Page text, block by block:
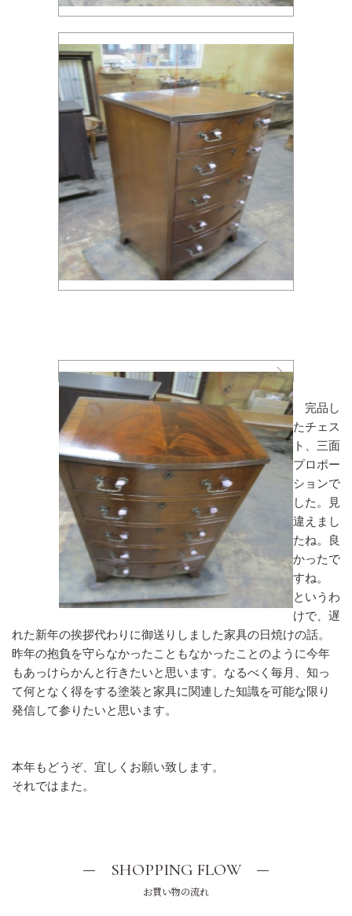
完品し
たチェス
ト、三面
プロポー
ションで
した。見
違えまし
たね。良
かったで
すね。
というわ
けで、遅
れた新年の挨拶代わりに御送りしました家具の日焼けの話。
昨年の抱負を守らなかったこともなかったことのように今年
もあっけらかんと行きたいと思います。なるべく毎月、知っ
て何となく得をする塗装と家具に関連した知識を可能な限り
発信して参りたいと思います。
本年もどうぞ、宜しくお願い致します。
それではまた。
SHOPPING FLOW
お買い物の流れ